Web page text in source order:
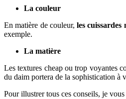
La couleur
En matière de couleur,les cuissardes
exemple.
La matière
Les textures cheap ou trop voyantes
du daim portera de la sophistication à
Pour illustrer tous ces conseils, je